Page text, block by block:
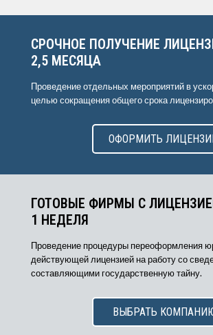
СРОЧНОЕ ПОЛУЧЕНИЕ
2,5 МЕСЯЦА
Проведение отдельных мероприятий в
целью сокращения общего срока
ОФОРМИТЬ
ГОТОВЫЕ ФИРМЫ С
1 НЕДЕЛЯ
Проведение процедуры переоформления
действующей лицензией на работу со
составляющими государственную тайну.
ВЫБРАТЬ